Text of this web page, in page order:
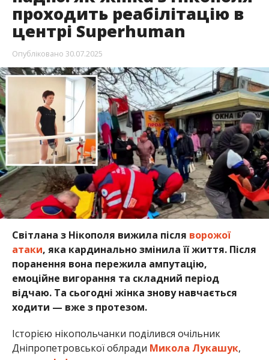
Світлана з Нікополя вижила післяворожої
атаки, яка кардинально змінила її життя. Після
поранення вона пережила ампутацію,
емоційне вигорання та складний період
відчаю. Та сьогодні жінка знову навчається
ходити — вже з протезом.
Історією нікопольчанки поділився очільник
Дніпропетровської облради Микола Лукашук,
передаєІнформатор.
Світлана опинилась серед постраждалих, коли
ворожий дрон влучив у місцевий ринок у Нікополі.
Вибух поранив її настільки сильно, що лікарі
змушені були ампутувати ногу. Усе подальше
життя розділилось на “до” і “після”: депресія, біль і
страх стали новою реальністю.
Жінка знайшла у соцмережах інформацію, щодо